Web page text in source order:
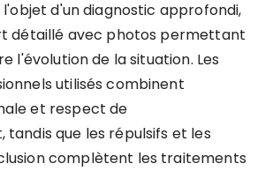
d'un diagnostic approfondi,
détaillé avec photos permettant
l'évolution de la situation. Les
utilisés combinent
et respect de
tandis que les répulsifs et les
complètent les traitements